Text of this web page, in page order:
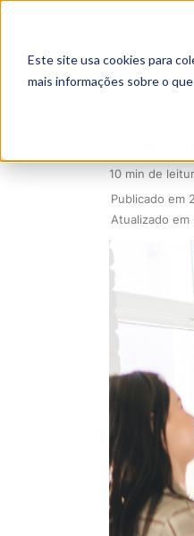
Este site usa cookies para
mais informações sobre o
10 min de
Publicado em
Atualizado